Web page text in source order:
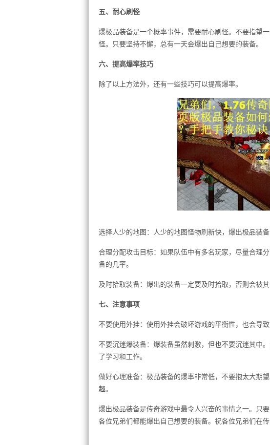
五、耐心刷怪
爆极品装备是一个概率事件，需要耐心刷怪。不要指望
怪。只要坚持不懈，总有一天会爆出自己想要的装备。
六、提高爆率技巧
除了以上方法外，还有一些技巧可以提高爆率。
选择人少的地图：人少的地图怪物刷新快，爆出极品装备
合理分配攻击目标：如果队伍中有多名玩家，尽量合理
备的几率。
及时拾取装备：爆出的装备一定要及时拾取，否则会被其
七、注意事项
不要使用外挂：使用外挂会破坏游戏的平衡性，也会导致
不要沉迷爆装备：爆装备虽然刺激，但也不要沉迷其中
了学习和工作。
做好心理准备：极品装备的爆率非常低，不要抱太大期
趣。
爆出极品装备是传奇游戏中最令人兴奋的事情之一。只
各位兄弟们都能爆出自己想要的装备。祝各位兄弟们在